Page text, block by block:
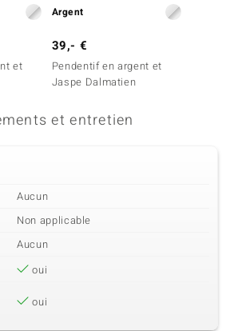
et
Argent
39,- €
Pendentif en argent et
Jaspe Dalmatien
et entretien
Aucun
Non applicable
Aucun
oui
oui